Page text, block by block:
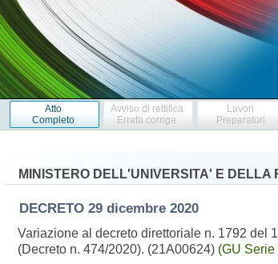
Atto
Completo
Avviso di rettifica
Errata corrige
Lavori
Preparatori
MINISTERO DELL'UNIVERSITA' E DELLA
DECRETO 29 dicembre 2020
Variazione al decreto direttoriale n. 1792 del
(Decreto n. 474/2020). (21A00624) (GU